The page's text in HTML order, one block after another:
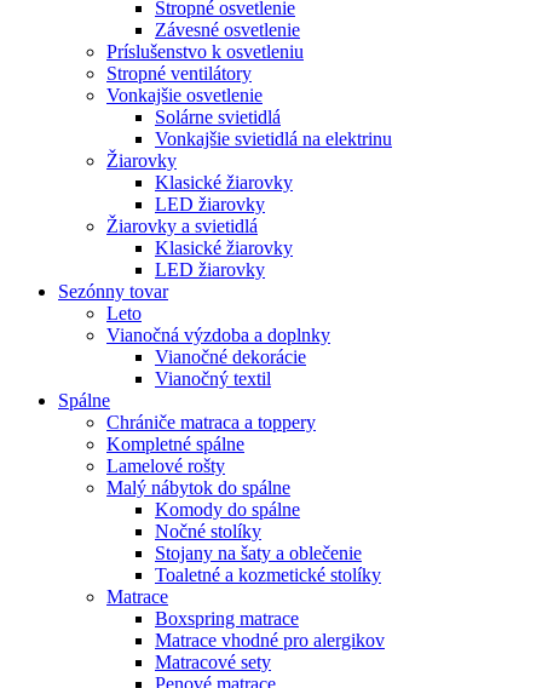
Stropné osvetlenie
Závesné osvetlenie
Príslušenstvo k osvetleniu
Stropné ventilátory
Vonkajšie osvetlenie
Solárne svietidlá
Vonkajšie svietidlá na elektrinu
Žiarovky
Klasické žiarovky
LED žiarovky
Žiarovky a svietidlá
Klasické žiarovky
LED žiarovky
Sezónny tovar
Leto
Vianočná výzdoba a doplnky
Vianočné dekorácie
Vianočný textil
Spálne
Chrániče matraca a toppery
Kompletné spálne
Lamelové rošty
Malý nábytok do spálne
Komody do spálne
Nočné stolíky
Stojany na šaty a oblečenie
Toaletné a kozmetické stolíky
Matrace
Boxspring matrace
Matrace vhodné pro alergikov
Matracové sety
Penové matrace